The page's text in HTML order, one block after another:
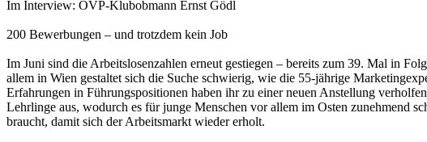
Im Interview: ÖVP-Klubobmann Ernst Gödl
200 Bewerbungen – und trotzdem kein Job
Im Juni sind die Arbeitslosenzahlen erneut gestiegen – bereits zum 39. Mal in
allem in Wien gestaltet sich die Suche schwierig, wie die 55-jährige
Erfahrungen in Führungspositionen haben ihr zu einer neuen Anstellung
Lehrlinge aus, wodurch es für junge Menschen vor allem im Osten zunehmend
braucht, damit sich der Arbeitsmarkt wieder erholt.